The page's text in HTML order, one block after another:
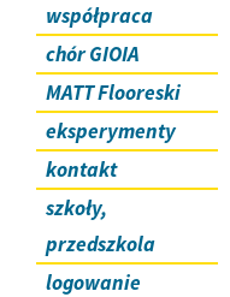
współpraca
chór GIOIA
MATT Flooreski
eksperymenty
kontakt
szkoły,
przedszkola
logowanie